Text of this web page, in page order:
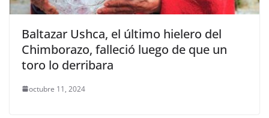
Baltazar Ushca, el último hielero del
Chimborazo, falleció luego de que un
toro lo derribara
octubre 11, 2024